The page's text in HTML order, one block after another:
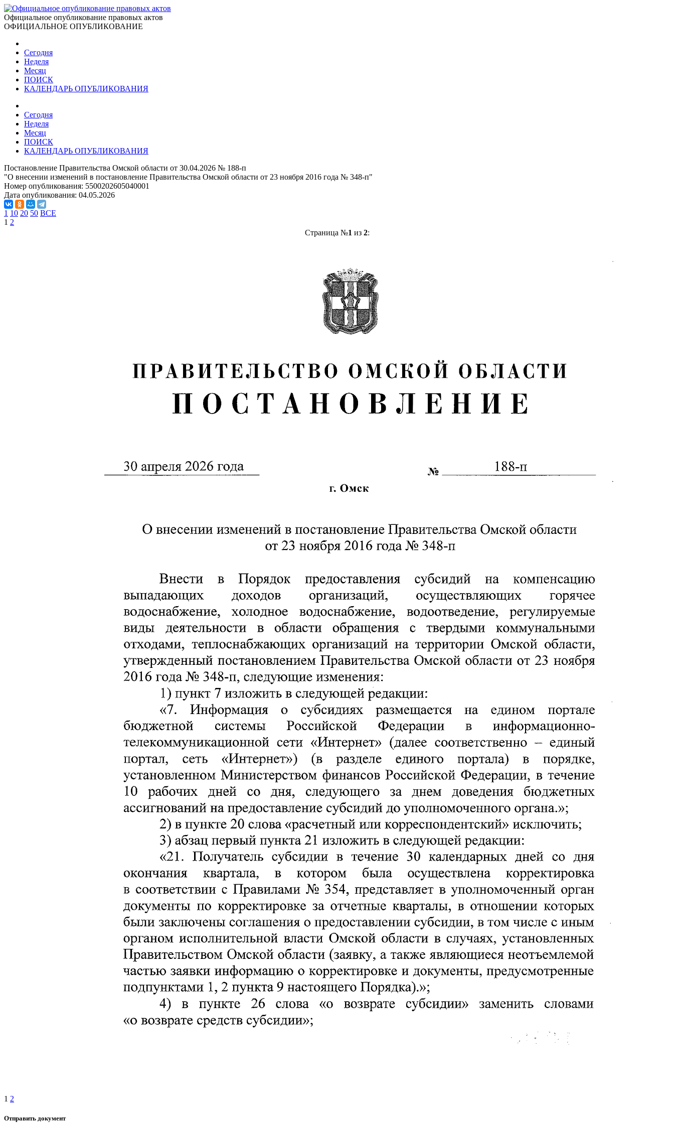
Официальное опубликование правовых актов
ОФИЦИАЛЬНОЕ ОПУБЛИКОВАНИЕ
Сегодня
Неделя
Месяц
ПОИСК
КАЛЕНДАРЬ ОПУБЛИКОВАНИЯ
Сегодня
Неделя
Месяц
ПОИСК
КАЛЕНДАРЬ ОПУБЛИКОВАНИЯ
Постановление Правительства Омской области от 30.04.2026 № 188-п
"О внесении изменений в постановление Правительства Омской области от 23 ноября 2016 года № 348-п"
Номер опубликования: 5500202605040001
Дата опубликования: 04.05.2026
1 10 20 50 ВСЕ
1 2
Страница №1 из 2:
1 2
Отправить документ